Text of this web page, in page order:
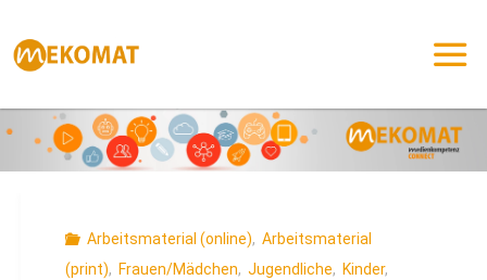
Inhalt
springen
Arbeitsmaterial (online), Arbeitsmaterial
(print), Frauen/Mädchen, Jugendliche, Kinder,